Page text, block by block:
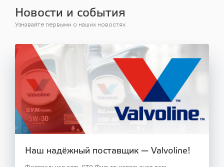
Новости и события
Узнавайте первыми о наших новостях
Наш надёжный поставщик — Valvoline!